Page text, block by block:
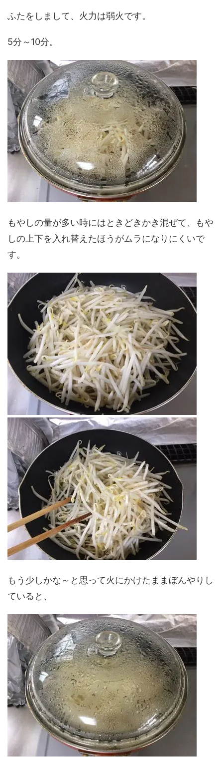
ふたをしまして、火力は弱火です。
5分～10分。
もやしの量が多い時にはときどきかき混ぜて、もや
しの上下を入れ替えたほうがムラになりにくいで
す。
もう少しかな～と思って火にかけたままぼんやりし
ていると、